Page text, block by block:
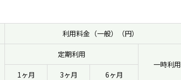
利用料金（一般）（円）
定期利用
一時利用
1ヶ月
3ヶ月 6ヶ月